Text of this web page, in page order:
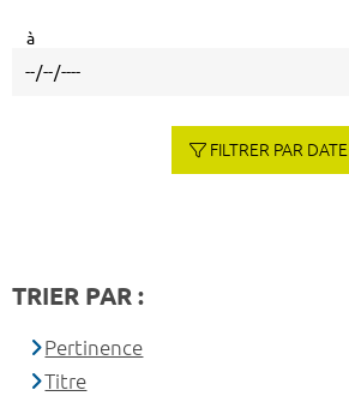
à
FILTRER PAR DATE
TRIER PAR :
Pertinence
Titre